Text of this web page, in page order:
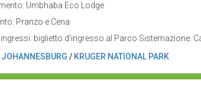
Umbhaba Eco Lodge
Pranzo e Cena
biglietto d'ingresso al Parco Sistemazione:
JOHANNESBURG / KRUGER NATIONAL PARK